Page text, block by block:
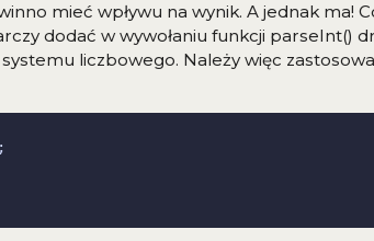
mieć wpływu na wynik. A jednak ma!
dodać w wywołaniu funkcji parseInt()
liczbowego. Należy więc